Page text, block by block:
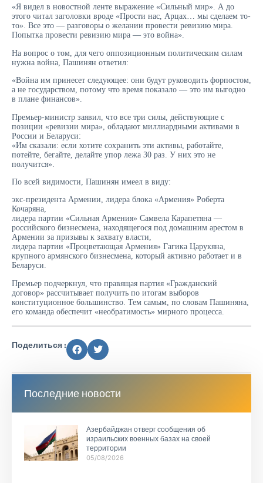
«Я видел в новостной ленте выражение «Сильный мир». А до
этого читал заголовки вроде «Прости нас, Арцах… мы сделаем то-
то». Все это — разговоры о желании провести ревизию мира.
Попытка провести ревизию мира — это война».
На вопрос о том, для чего оппозиционным политическим силам
нужна война, Пашинян ответил:
«Война им принесет следующее: они будут руководить форпостом,
а не государством, потому что время показало — это им выгодно
в плане финансов».
Премьер-министр заявил, что все три силы, действующие с
позиции «ревизии мира», обладают миллиардными активами в
России и Беларуси:
«Им сказали: если хотите сохранить эти активы, работайте,
потейте, бегайте, делайте упор лежа 30 раз. У них это не
получится».
По всей видимости, Пашинян имеел в виду:
экс-президента Армении, лидера блока «Армения» Роберта
Кочаряна,
лидера партии «Сильная Армения» Самвела Карапетяна —
российского бизнесмена, находящегося под домашним арестом в
Армении за призывы к захвату власти,
лидера партии «Процветающая Армения» Гагика Царукяна,
крупного армянского бизнесмена, который активно работает и в
Беларуси.
Премьер подчеркнул, что правящая партия «Гражданский
договор» рассчитывает получить по итогам выборов
конституционное большинство. Тем самым, по словам Пашиняна,
его команда обеспечит «необратимость» мирного процесса.
Поделиться :
Последние новости
Азербайджан отверг сообщения об
израильских военных базах на своей
территории
05/08/2026